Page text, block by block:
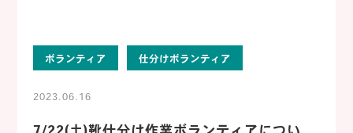
ボランティア 仕分けボランティア
2023.06.16
7/22(土)靴仕分け作業ボランティアについ